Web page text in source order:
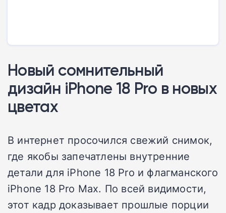
Новый сомнительный
дизайн iPhone 18 Pro в новых
цветах
В интернет просочился свежий снимок,
где якобы запечатлены внутренние
детали для iPhone 18 Pro и флагманского
iPhone 18 Pro Max. По всей видимости,
этот кадр доказывает прошлые порции